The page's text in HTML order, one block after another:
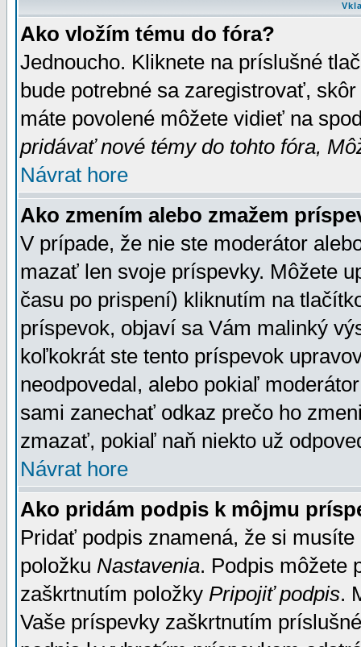
Ako vložím tému do fóra?
Jednoucho. Kliknete na príslušné
bude potrebné sa zaregistrovať,
máte povolené môžete vidieť na
pridávať nové témy do tohto fóra,
Návrat hore
Ako zmením alebo zmažem
V prípade, že nie ste moderátor
mazať len svoje príspevky. Môžete
času po prispení) kliknutím na
príspevok, objaví sa Vám malinký
koľkokrát ste tento príspevok
neodpovedal, alebo pokiaľ
sami zanechať odkaz prečo ho
zmazať, pokiaľ naň niekto už
Návrat hore
Ako pridám podpis k môjmu
Pridať podpis znamená, že si
položku Nastavenia. Podpis môžete
zaškrtnutím položky Pripojiť podpis.
Vaše príspevky zaškrtnutím